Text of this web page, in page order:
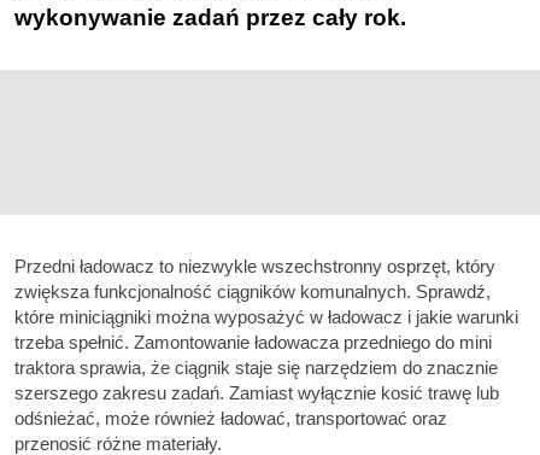
wykonywanie zadań przez cały rok.
Przedni ładowacz to niezwykle wszechstronny osprzęt, który
zwiększa funkcjonalność ciągników komunalnych. Sprawdź,
które miniciągniki można wyposażyć w ładowacz i jakie warunki
trzeba spełnić. Zamontowanie ładowacza przedniego do mini
traktora sprawia, że ciągnik staje się narzędziem do znacznie
szerszego zakresu zadań. Zamiast wyłącznie kosić trawę lub
odśnieżać, może również ładować, transportować oraz
przenosić różne materiały.